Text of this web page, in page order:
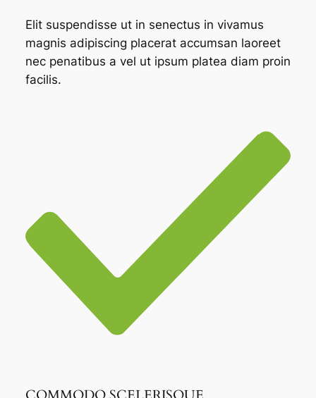
Elit suspendisse ut in senectus in vivamus
magnis adipiscing placerat accumsan laoreet
nec penatibus a vel ut ipsum platea diam proin
facilis.